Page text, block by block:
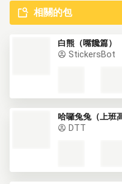
相關的包
白熊（嘴饞篇）
StickersBot
哈囉兔兔（上班
DTT